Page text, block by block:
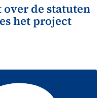
over de statuten
het project